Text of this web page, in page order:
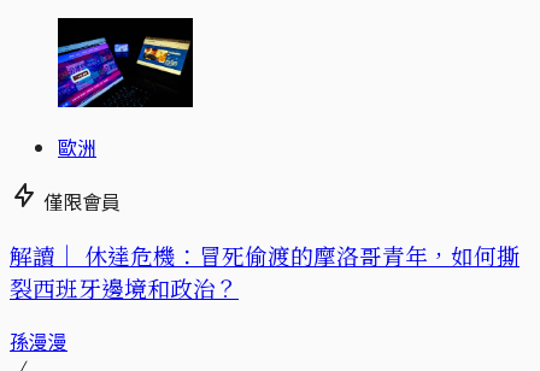
歐洲
僅限會員
解讀｜ 休達危機：冒死偷渡的摩洛哥青年，如何撕
裂西班牙邊境和政治？
孫漫漫